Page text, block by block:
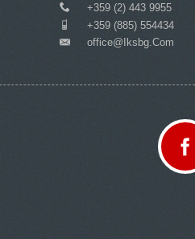
___+359 (2) 443 9955
___+359 (885) 554434
___Office@iksbg.com